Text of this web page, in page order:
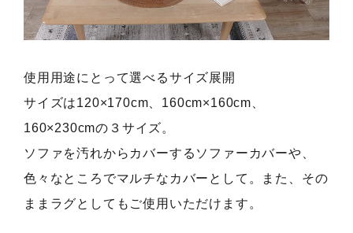
使用用途にとって選べるサイズ展開
サイズは120×170cm、160cm×160cm、
160×230cmの３サイズ。
ソファを汚れからカバーするソファーカバーや、
色々なところでマルチなカバーとして。また、その
ままラグとしてもご使用いただけます。